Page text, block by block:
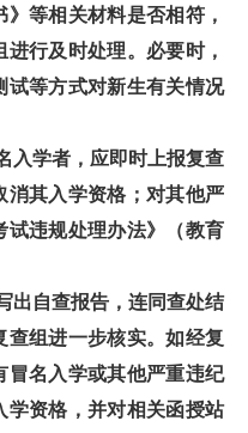
等相关材料是否相符，
行及时处理。必要时，
试等方式对新生有关情况
入学者，应即时上报复查
消其入学资格；对其他严
试违规处理办法》（教育
出自查报告，连同查处结
查组进一步核实。如经复
冒名入学或其他严重违纪
学资格，并对相关函授站